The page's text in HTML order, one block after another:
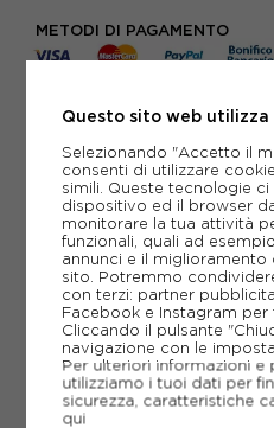
METODI DI PAGAMENTO
PIÙ INFORMAZIONI
SCHEDA TECNICA
GUIDA ALLE TAGLIE
Questo sito web utilizza
Selezionando "Accetto il
consenti di utilizzare
simili. Queste tecnologie
dispositivo ed il browser
monitorare la tua attività
funzionali, quali ad
annunci e il miglioramento
sito. Potremmo
con terzi: partner
Facebook e Instagram per
Cliccando il pulsante
navigazione con le
Per ulteriori informazioni
utilizziamo i tuoi dati per
sicurezza, caratteristiche
qui